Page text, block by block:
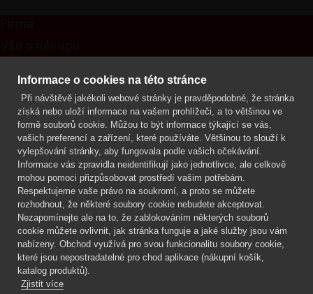
Kontakt
Mgr. Lenka Žáčková
OCHRANA ROSTLIN
+420 608 748 548
www.ochranarostlin.cz
Informace o cookies na této stránce
Při návštěvě jakékoli webové stránky je pravděpodobné, že stránka
získá nebo uloží informace na vašem prohlížeči, a to většinou ve
formě souborů cookie. Můžou to být informace týkající se vás,
vašich preferencí a zařízení, které používáte. Většinou to slouží k
vylepšování stránky, aby fungovala podle vašich očekávání.
Informace vás zpravidla neidentifikují jako jednotlivce, ale celkově
mohou pomoci přizpůsobovat prostředí vašim potřebám.
Respektujeme vaše právo na soukromí, a proto se můžete
rozhodnout, že některé soubory cookie nebudete akceptovat.
Nezapomínejte ale na to, že zablokováním některých souborů
cookie můžete ovlivnit, jak stránka funguje a jaké služby jsou vám
nabízeny. Obchod využívá pro svou funkcionalitu soubory cookie,
které jsou nepostradatelné pro chod aplikace (nákupní košík,
katalog produktů).
Zjistit více